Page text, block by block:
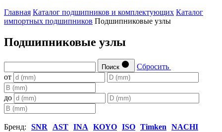
Главная Каталог подшипников и комплектующих Каталог
импортных подшипников Подшипниковые узлы
Подшипниковые узлы
Поиск
Сбросить
от
до
Бренд: SNR AST INA KOYO ISO Timken
NACHI